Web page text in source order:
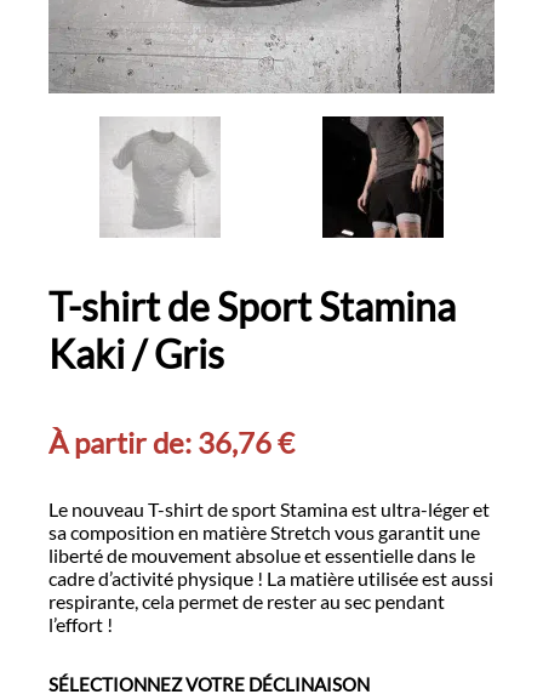
T-shirt de Sport Stamina
Kaki / Gris
À partir de: 36,76€
Le nouveau T-shirt de sport Stamina est ultra-léger et
sa composition en matière Stretch vous garantit une
liberté de mouvement absolue et essentielle dans le
cadre d’activité physique ! La matière utilisée est aussi
respirante, cela permet de rester au sec pendant
l’effort !
SÉLECTIONNEZ VOTRE DÉCLINAISON